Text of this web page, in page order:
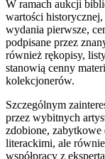
W ramach aukcji
wartości
wydania pierwsze,
podpisane przez
również rękopisy,
stanowią cenny
kolekcjonerów.
Szczególnym
przez wybitnych
zdobione, zabytkowe
literackimi, ale
współpracy z